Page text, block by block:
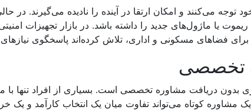
توجه می‌کنند و امکان ارتقا در آینده را نادیده می‌گیرند. در
یا ماژول‌های جدید را داشته باشد. در بازار تجهیزات
برای فضاهای مسکونی و اداری، تلاش کرده‌اند پاسخگوی
تخصصی
بدون دریافت مشاوره تخصصی است. بسیاری از افراد تنها با
مشاوره کوتاه می‌تواند تفاوت میان یک انتخاب کارآمد و یک